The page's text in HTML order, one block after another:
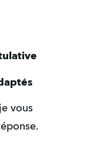
vous